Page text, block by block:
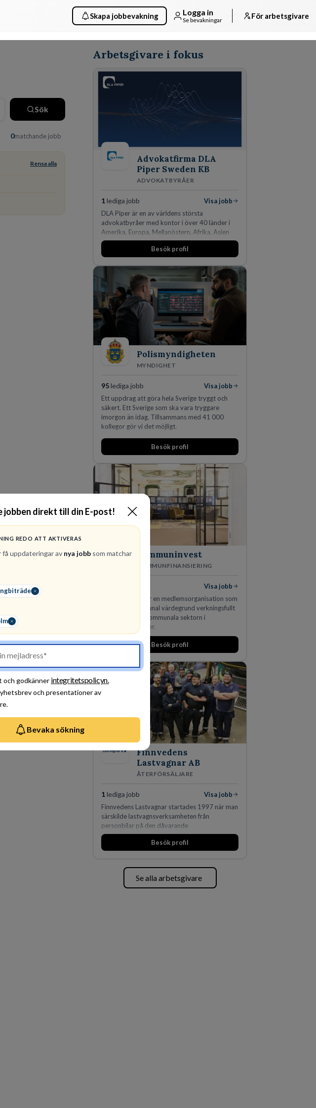
Skapa jobbevakning Logga in
Se bevakningar För arbetsgivare
jobben direkt till din E-post!
REDO ATT AKTIVERAS
få uppdateringar av nya jobb som matchar
och godkänner integritetspolicyn.
och presentationer av
Bevaka sökning
Sök
0matchande jobb
Rensa alla
Arbetsgivare i fokus
Advokatfirma DLA
Piper Sweden KB
ADVOKATBYRÅER
1lediga jobb
Visa jobb
DLA Piper är en av världens största
advokatbyråer med kontor i över 40 länder i
Amerika, Europa, Mellanöstern, Afrika, Asien
och Oceanien. Vi är specialister inom
affärsjuridikens alla områden och vi har några
fler än 450 jurister på fem kontor i Stockholm,
Köpenhamn, Århus, Oslo och Helsingfors kan vi
på DLA Piper erbjuda våra klienter en unik,
effektiv och gränsöverskridande nordisk
expertis. På vårt kontor i centrala Stockholm är
vi idag drygt 240 medarbetare.
Besök profil
Polismyndigheten
MYNDIGHET
95lediga jobb
Visa jobb
Ett uppdrag att göra hela Sverige tryggt och
säkert. Ett Sverige som ska vara tryggare
imorgon än idag. Tillsammans med 41 000
kollegor gör vi det möjligt.
Besök profil
Kommuninvest
KOMMUNFINANSIERING
Visa jobb
Kommuninvest är en medlemsorganisation som
utifrån en kommunal värdegrund verkningsfullt
företräder den kommunala sektorn i
finansieringsfrågor.
Besök profil
Finnvedens
Lastvagnar AB
ÅTERFÖRSÄLJARE
1lediga jobb
Visa jobb
Finnvedens Lastvagnar startades 1997 när man
särskilde lastvagnsverksamheten från
personbilar på den dåvarande
huvudanläggningen i Värnamo. Sedan dess har
man expanderat kraftigt genom ett antal
Lastvagnar och finns representerade på 20
orter i södra Sverige.
Besök profil
Se alla arbetsgivare